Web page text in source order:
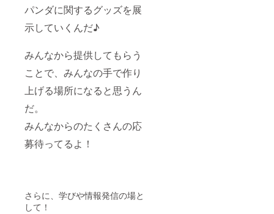
パンダに関するグッズを展
示していくんだ♪
みんなから提供してもらう
ことで、みんなの手で作り
上げる場所になると思うん
だ。
みんなからのたくさんの応
募待ってるよ！
さらに、学びや情報発信の場と
して！